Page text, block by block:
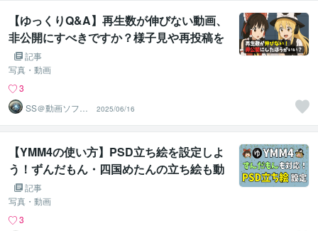
【ゆっくりQ&A】再生数が伸びない動画、
非公開にすべきですか？様子見や再投稿を
決めるチェックリストを解説します
記事
写真・動画
3
SS＠動画ソフト
ウェアエンジニ
ア
2025/06/16
【YMM4の使い方】PSD立ち絵を設定しよ
う！ずんだもん・四国めたんの立ち絵も動
かせる！YMM4の設定方法を実際の画面で
学べます。初心者でもずんだもん動画を作
れる！（2025年最新版）
記事
写真・動画
3